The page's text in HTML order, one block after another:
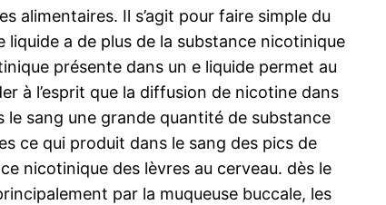
alimentaires. Il s’agit pour faire simple du
a de plus de la substance nicotinique
présente dans un e liquide permet au
à l’esprit que la diffusion de nicotine dans
sang une grande quantité de substance
ce qui produit dans le sang des pics de
nicotinique des lèvres au cerveau. dès le
par la muqueuse buccale, les